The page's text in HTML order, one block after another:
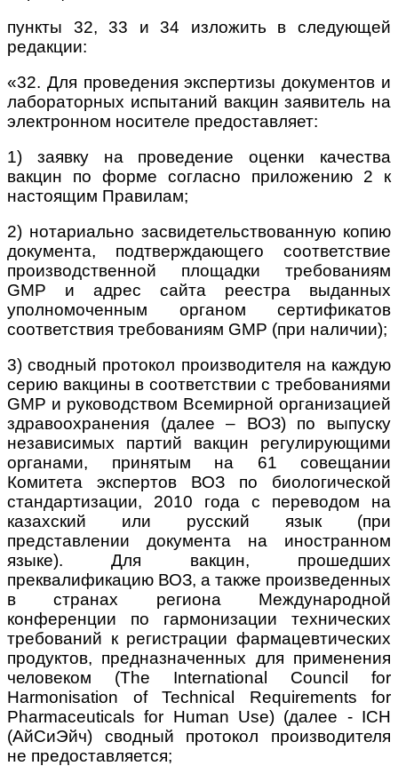
пункты 32, 33 и 34 изложить в следующей
редакции:
«32. Для проведения экспертизы документов и
лабораторных испытаний вакцин заявитель на
электронном носителе предоставляет:
1) заявку на проведение оценки качества
вакцин по форме согласно приложению 2 к
настоящим Правилам;
2) нотариально засвидетельствованную копию
документа, подтверждающего соответствие
производственной площадки требованиям
GMP и адрес сайта реестра выданных
уполномоченным органом сертификатов
соответствия требованиям GMP (при наличии);
3) сводный протокол производителя на каждую
серию вакцины в соответствии с требованиями
GMP и руководством Всемирной организацией
здравоохранения (далее – ВОЗ) по выпуску
независимых партий вакцин регулирующими
органами, принятым на 61 совещании
Комитета экспертов ВОЗ по биологической
стандартизации, 2010 года с переводом на
казахский или русский язык (при
представлении документа на иностранном
языке). Для вакцин, прошедших
преквалификацию ВОЗ, а также произведенных
в странах региона Международной
конференции по гармонизации технических
требований к регистрации фармацевтических
продуктов, предназначенных для применения
человеком (The International Council for
Harmonisation of Technical Requirements for
Pharmaceuticals for Human Use) (далее - ICH
(АйСиЭйч) сводный протокол производителя
не предоставляется;